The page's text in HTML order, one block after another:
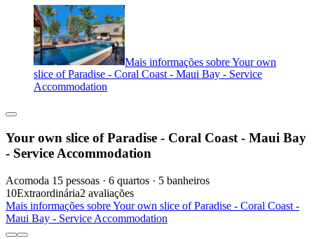
Mais informações sobre Your own
slice of Paradise - Coral Coast - Maui Bay - Service
Accommodation
Your own slice of Paradise - Coral Coast - Maui Bay
- Service Accommodation
Acomoda 15 pessoas · 6 quartos · 5 banheiros
10Extraordinária2 avaliações
Mais informações sobre Your own slice of Paradise - Coral Coast -
Maui Bay - Service Accommodation